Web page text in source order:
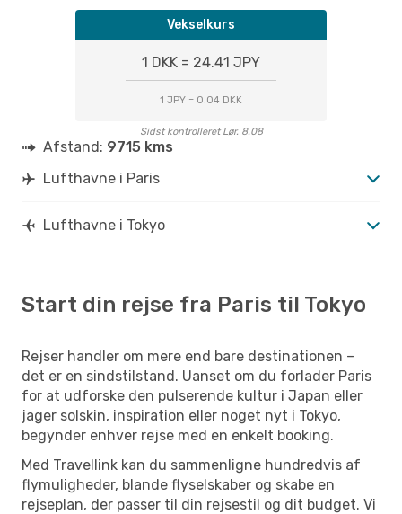
Vekselkurs
1 DKK = 24.41 JPY
1 JPY = 0.04 DKK
Sidst kontrolleret Lør. 8.08
Afstand: 9715 kms
Lufthavne i Paris
Lufthavne i Tokyo
Start din rejse fra Paris til Tokyo
Rejser handler om mere end bare destinationen –
det er en sindstilstand. Uanset om du forlader Paris
for at udforske den pulserende kultur i Japan eller
jager solskin, inspiration eller noget nyt i Tokyo,
begynder enhver rejse med en enkelt booking.
Med Travellink kan du sammenligne hundredvis af
flymuligheder, blande flyselskaber og skabe en
rejseplan, der passer til din rejsestil og dit budget. Vi